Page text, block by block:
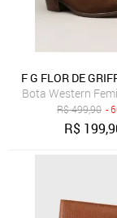
F G FLOR DE
Bota Western
R$499,90 -
R$